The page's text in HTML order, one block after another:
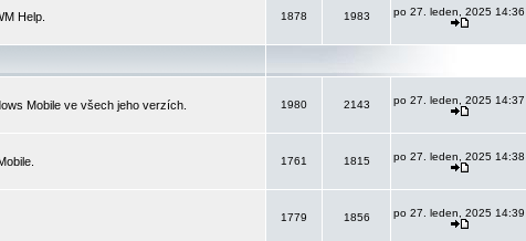
Help.
1878 1983 po 27. leden, 2025 14:36
Mobile ve všech jeho verzích.
1980 2143 po 27. leden, 2025 14:37
1761 1815 po 27. leden, 2025 14:38
1779 1856 po 27. leden, 2025 14:39